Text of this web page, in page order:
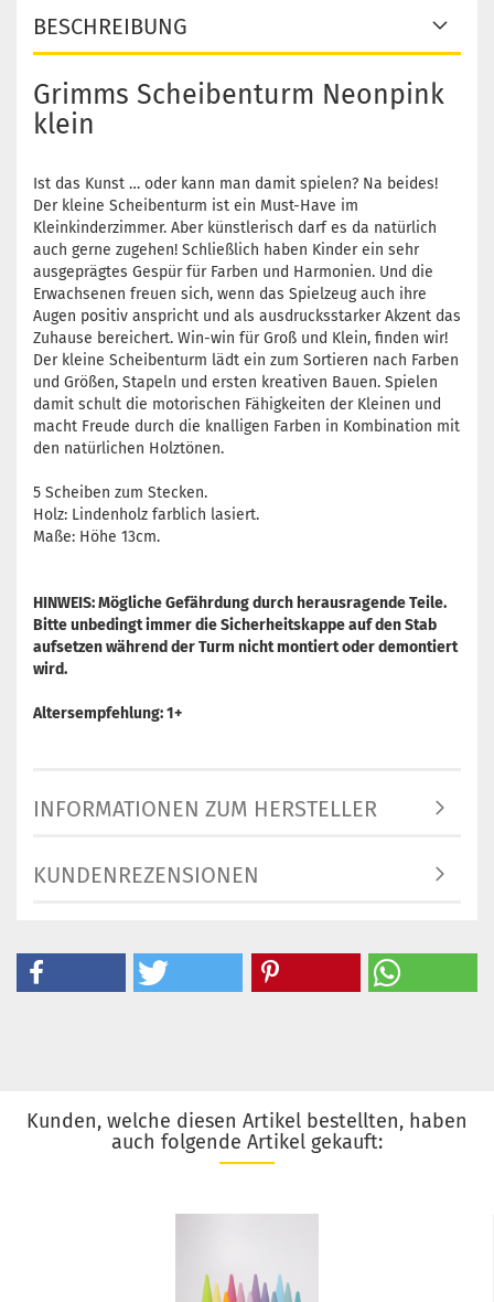
BESCHREIBUNG
Grimms Scheibenturm Neonpink
klein
Ist das Kunst … oder kann man damit spielen? Na beides!
Der kleine Scheibenturm ist ein Must-Have im
Kleinkinderzimmer. Aber künstlerisch darf es da natürlich
auch gerne zugehen! Schließlich haben Kinder ein sehr
ausgeprägtes Gespür für Farben und Harmonien. Und die
Erwachsenen freuen sich, wenn das Spielzeug auch ihre
Augen positiv anspricht und als ausdrucksstarker Akzent das
Zuhause bereichert. Win-win für Groß und Klein, finden wir!
Der kleine Scheibenturm lädt ein zum Sortieren nach Farben
und Größen, Stapeln und ersten kreativen Bauen. Spielen
damit schult die motorischen Fähigkeiten der Kleinen und
macht Freude durch die knalligen Farben in Kombination mit
den natürlichen Holztönen.
5 Scheiben zum Stecken.
Holz: Lindenholz farblich lasiert.
Maße: Höhe 13cm.
HINWEIS: Mögliche Gefährdung durch herausragende Teile.
Bitte unbedingt immer die Sicherheitskappe auf den Stab
aufsetzen während der Turm nicht montiert oder demontiert
wird.
Altersempfehlung: 1+
INFORMATIONEN ZUM HERSTELLER
KUNDENREZENSIONEN
Kunden, welche diesen Artikel bestellten, haben
auch folgende Artikel gekauft: